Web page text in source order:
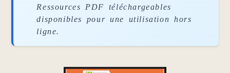
Ressources PDF téléchargeables
disponibles pour une utilisation hors
ligne.